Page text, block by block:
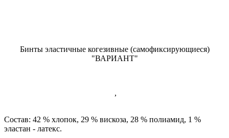
Бинты эластичные когезивные (самофиксирующиеся)
"ВАРИАНТ"
,
Состав: 42 % хлопок, 29 % вискоза, 28 % полиамид, 1 %
эластан - латекс.